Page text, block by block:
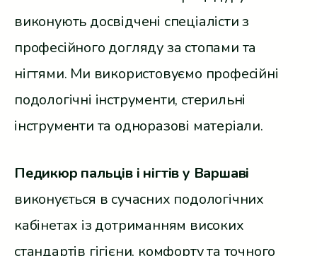
виконують досвідчені спеціалісти з
професійного догляду за стопами та
нігтями. Ми використовуємо професійні
подологічні інструменти, стерильні
інструменти та одноразові матеріали.
Педикюр пальців і нігтів у Варшаві
виконується в сучасних подологічних
кабінетах із дотриманням високих
стандартів гігієни, комфорту та точного